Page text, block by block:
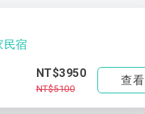
民宿
NT$3950
NT$5100
查看